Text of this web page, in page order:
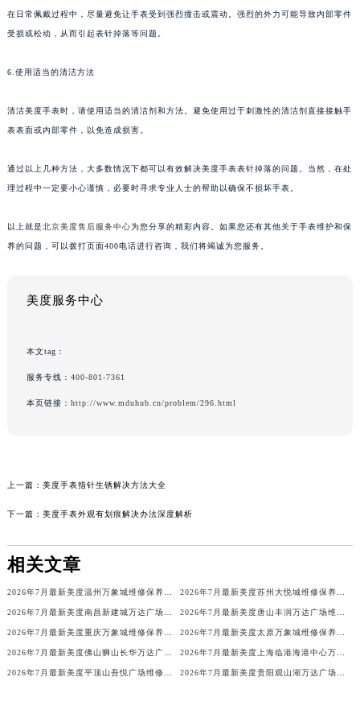
在日常佩戴过程中，尽量避免让手表受到强烈撞击或震动。强烈的外力可能导致内部零件
受损或松动，从而引起表针掉落等问题。
6.使用适当的清洁方法
清洁美度手表时，请使用适当的清洁剂和方法。避免使用过于刺激性的清洁剂直接接触手
表表面或内部零件，以免造成损害。
通过以上几种方法，大多数情况下都可以有效解决美度手表表针掉落的问题。当然，在处
理过程中一定要小心谨慎，必要时寻求专业人士的帮助以确保不损坏手表。
以上就是北京美度售后服务中心为您分享的精彩内容。如果您还有其他关于手表维护和保
养的问题，可以拨打页面400电话进行咨询，我们将竭诚为您服务。
美度服务中心
本文tag：
服务专线： 400-801-7361
本页链接： http://www.mduhub.cn/problem/296.html
上一篇： 美度手表指针生锈解决方法大全
下一篇： 美度手表外观有划痕解决办法深度解析
相关文章